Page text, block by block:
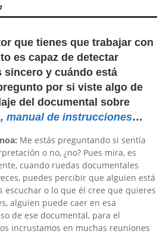
que tienes que trabajar con
es capaz de detectar
sincero y cuándo está
por si viste algo de
del documental sobre
manual de instrucciones…
Me estás preguntando si sentía
o no, ¿no? Pues mira, es
cuando ruedas documentales
puedes percibir que alguien está
escuchar o lo que él cree que quieres
alguien puede caer en esa
de ese documental, para el
incrustamos en muchas reuniones